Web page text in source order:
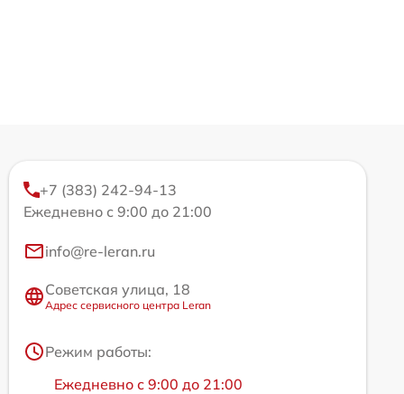
+7 (383) 242-94-13
Ежедневно с 9:00 до 21:00
info@re-leran.ru
Советская улица, 18
Адрес сервисного центра Leran
Режим работы:
Ежедневно с 9:00 до 21:00